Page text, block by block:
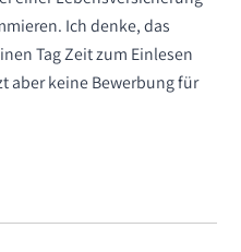
Ich denke, das
Tag Zeit zum Einlesen
aber keine Bewerbung für